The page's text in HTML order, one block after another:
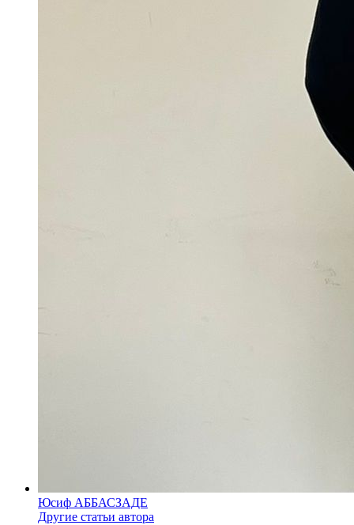
Юсиф АББАСЗАДЕ
Другие статьи автора